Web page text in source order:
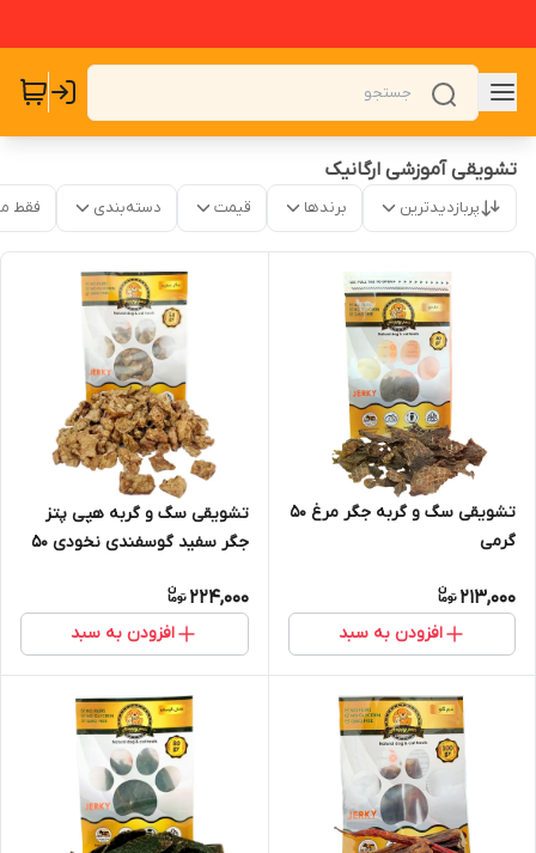
تشویقی آموزشی ارگانیک
پربازدیدترین برندها قیمت دسته‌بندی فقط
تشویقی سگ و گربه جگر مرغ ۵۰
گرمی
213,000
افزودن به سبد
تشویقی سگ و گربه هپی پتز
جگر سفید گوسفندی نخودی ۵۰
224,000
افزودن به سبد